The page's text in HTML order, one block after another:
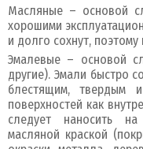
Масляные – основой
хорошими
и долго сохнут,
Эмалевые – основой
другие). Эмали быстро
блестящим, твердым
поверхностей как
следует наносить
масляной краской